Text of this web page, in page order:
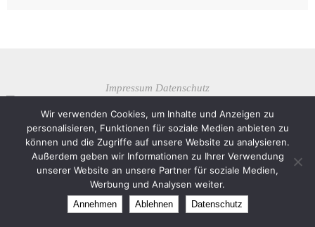
Impressum Datenschutz
Theme created byDettmer Informatik
Präsentiert von Nirvana & WordPress.
Wir verwenden Cookies, um Inhalte und Anzeigen zu
personalisieren, Funktionen für soziale Medien anbieten zu
können und die Zugriffe auf unsere Website zu analysieren.
Außerdem geben wir Informationen zu Ihrer Verwendung
unserer Website an unsere Partner für soziale Medien,
Werbung und Analysen weiter.
Annehmen Ablehnen Datenschutz